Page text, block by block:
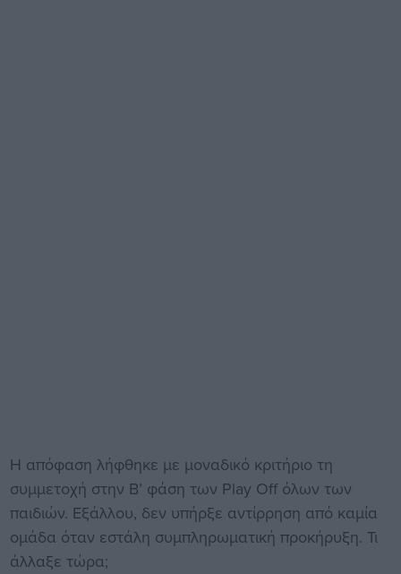
Η απόφαση λήφθηκε με μοναδικό κριτήριο τη
συμμετοχή στην Β’ φάση των Play Off όλων των
παιδιών. Εξάλλου, δεν υπήρξε αντίρρηση από καμία
ομάδα όταν εστάλη συμπληρωματική προκήρυξη. Τι
άλλαξε τώρα;